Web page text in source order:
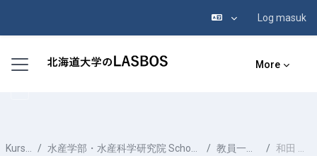
Log masuk
Side panel More
Kursus-kursus 水産学部・水産科学研究院 School of Fisheries Sciences & Faculty of Fisheries Sciences 教員一覧 List of Professors 和田 哲 WADA Satoshi